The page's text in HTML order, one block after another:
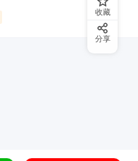
收藏
分享